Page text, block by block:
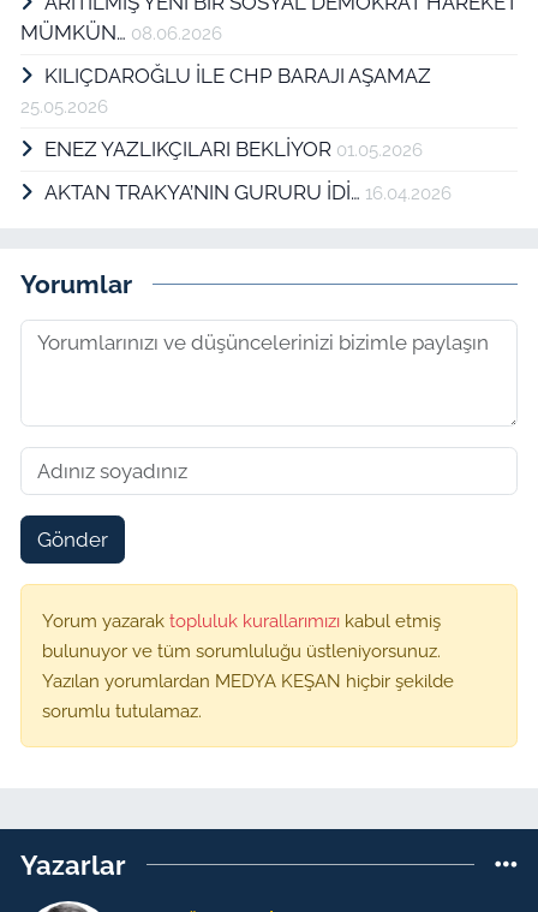
MÜMKÜN… 08.06.2026
KILIÇDAROĞLU İLE CHP BARAJI AŞAMAZ
25.05.2026
ENEZ YAZLIKÇILARI BEKLİYOR 01.05.2026
AKTAN TRAKYA’NIN GURURU İDİ… 16.04.2026
Yorumlar
Gönder
Yorum yazarak topluluk kurallarımızı kabul etmiş
bulunuyor ve tüm sorumluluğu üstleniyorsunuz.
Yazılan yorumlardan MEDYA KEŞAN hiçbir şekilde
sorumlu tutulamaz.
Yazarlar